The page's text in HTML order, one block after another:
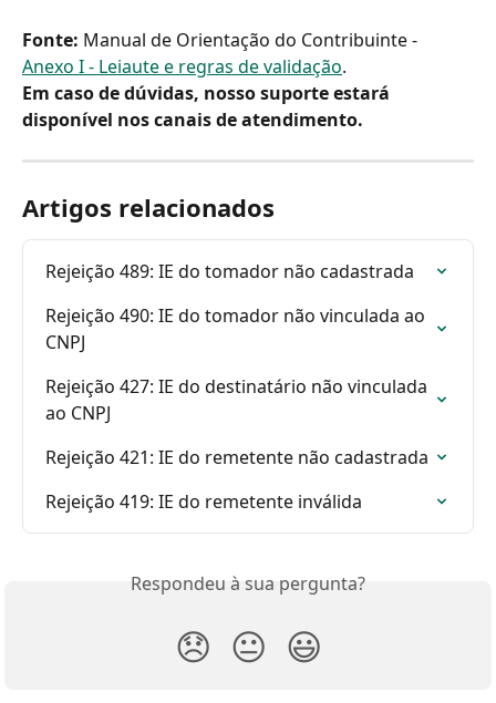
Fonte: Manual de Orientação do Contribuinte -
Anexo I - Leiaute e regras de validação.
Em caso de dúvidas, nosso suporte estará
disponível nos canais de atendimento.
Artigos relacionados
Rejeição 489: IE do tomador não cadastrada
Rejeição 490: IE do tomador não vinculada ao
CNPJ
Rejeição 427: IE do destinatário não vinculada
ao CNPJ
Rejeição 421: IE do remetente não cadastrada
Rejeição 419: IE do remetente inválida
Respondeu à sua pergunta?
😞 😐 😃